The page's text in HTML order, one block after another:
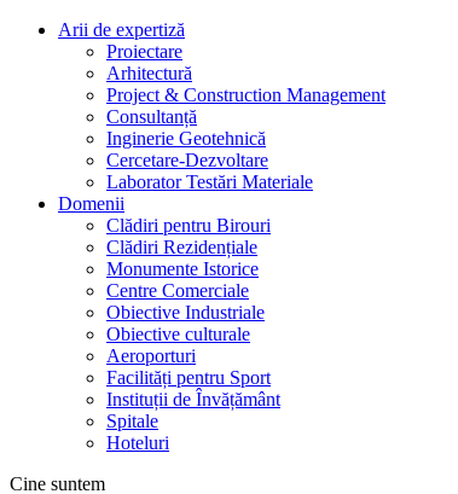
Arii de expertiză
Proiectare
Arhitectură
Project & Construction Management
Consultanță
Inginerie Geotehnică
Cercetare-Dezvoltare
Laborator Testări Materiale
Domenii
Clădiri pentru Birouri
Clădiri Rezidențiale
Monumente Istorice
Centre Comerciale
Obiective Industriale
Obiective culturale
Aeroporturi
Facilități pentru Sport
Instituții de Învățământ
Spitale
Hoteluri
Cine suntem